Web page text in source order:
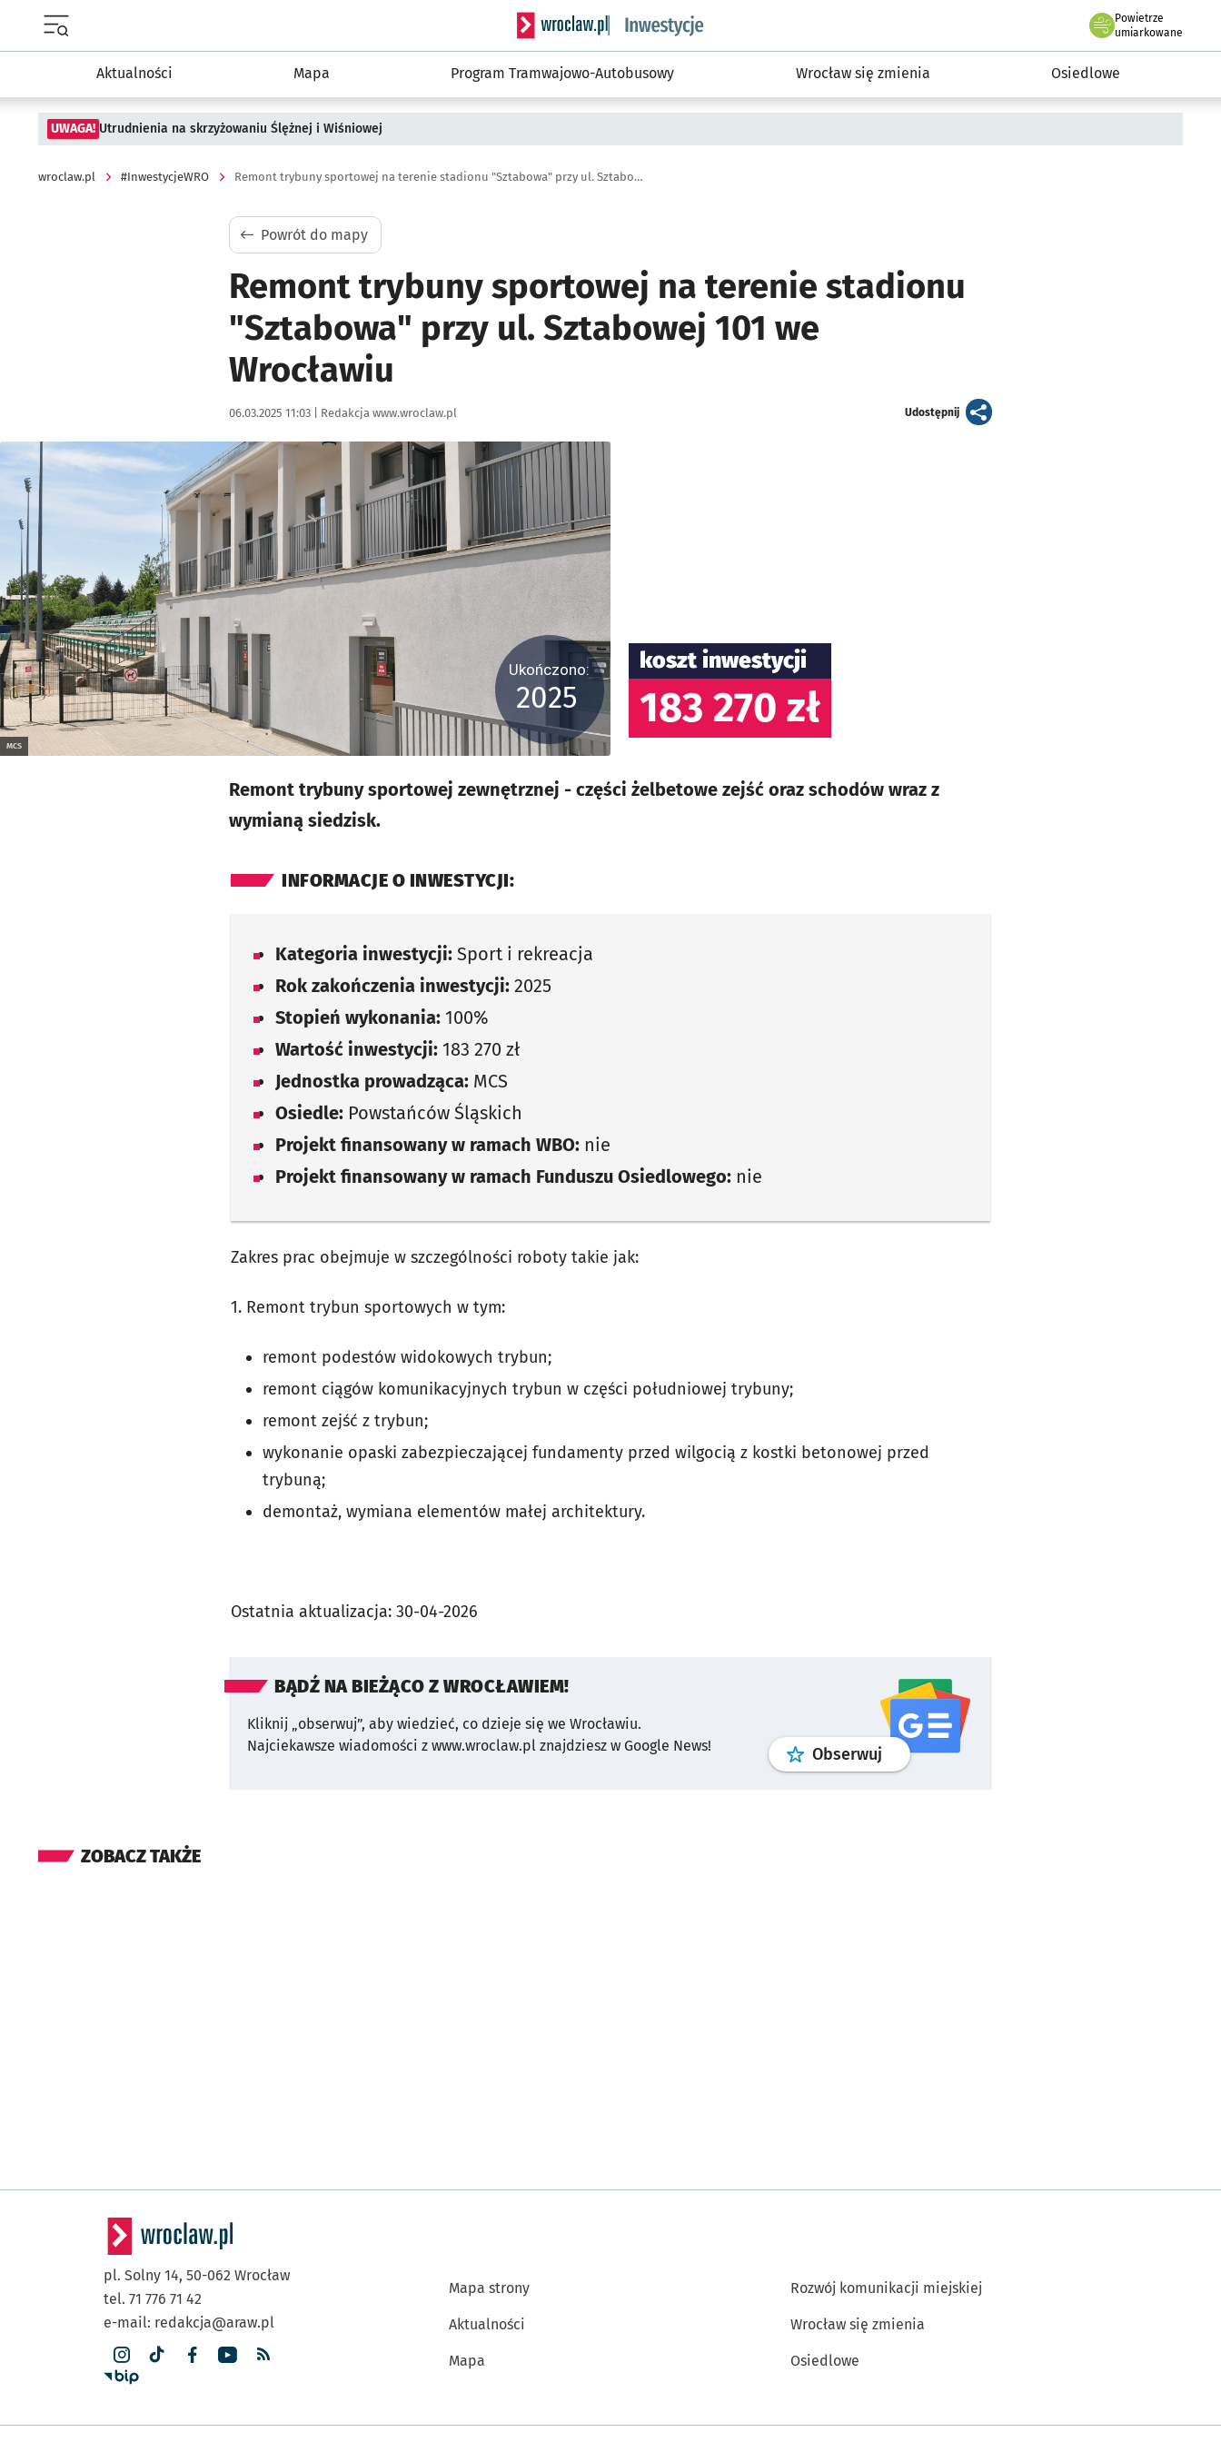
Serwis informacyjny wroclaw.pl podserwis: #InwestycjeWRO - miejskie inwestycje 2019-2032
Powietrze
we Wrocławiu
umiarkowane
Aktualności Mapa Program Tramwajowo-Autobusowy Wrocław się zmienia Osiedlowe
UWAGA! Utrudnienia na skrzyżowaniu Ślężnej i Wiśniowej
wroclaw.pl #InwestycjeWRO Remont trybuny sportowej na terenie stadionu "Sztabowa" przy ul. Sztabowej 101 we Wrocławiu
Powrót do mapy
Remont trybuny sportowej na terenie stadionu
"Sztabowa" przy ul. Sztabowej 101 we
Wrocławiu
Data publikacji:
06.03.2025 11:03 | Autor:
Redakcja www.wroclaw.pl Udostępnijartykuł
Kliknij, aby powiększyć
MCS
Ukończono:
2025
koszt inwestycji
183 270 zł
Remont trybuny sportowej zewnętrznej - części żelbetowe zejść oraz schodów wraz z
wymianą siedzisk.
INFORMACJE O INWESTYCJI:
Kategoria inwestycji: Sport i rekreacja
Rok zakończenia inwestycji: 2025
Stopień wykonania: 100%
Wartość inwestycji: 183 270 zł
Jednostka prowadząca: MCS
Osiedle: Powstańców Śląskich
Projekt finansowany w ramach WBO: nie
Projekt finansowany w ramach Funduszu Osiedlowego: nie
Zakres prac obejmuje w szczególności roboty takie jak:
1. Remont trybun sportowych w tym:
remont podestów widokowych trybun;
remont ciągów komunikacyjnych trybun w części południowej trybuny;
remont zejść z trybun;
wykonanie opaski zabezpieczającej fundamenty przed wilgocią z kostki betonowej przed
trybuną;
demontaż, wymiana elementów małej architektury.
Ostatnia aktualizacja: 30-04-2026
BĄDŹ NA BIEŻĄCO Z WROCŁAWIEM!
Kliknij „obserwuj”, aby wiedzieć, co dzieje się we Wrocławiu.
Najciekawsze wiadomości z www.wroclaw.pl znajdziesz w Google News!
Obserwuj profilgoogle news
ZOBACZ TAKŻE
pl. Solny 14, 50-062 Wrocław
tel. 71 776 71 42
e-mail: redakcja@araw.pl
Mapa strony
Aktualności
Mapa
Rozwój komunikacji miejskiej
Wrocław się zmienia
Osiedlowe